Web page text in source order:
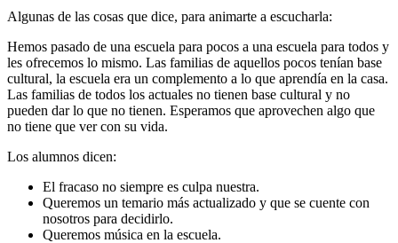
Algunas de las cosas que dice, para animarte a escucharla:
Hemos pasado de una escuela para pocos a una escuela para todos y
les ofrecemos lo mismo. Las familias de aquellos pocos tenían base
cultural, la escuela era un complemento a lo que aprendía en la casa.
Las familias de todos los actuales no tienen base cultural y no
pueden dar lo que no tienen. Esperamos que aprovechen algo que
no tiene que ver con su vida.
Los alumnos dicen:
El fracaso no siempre es culpa nuestra.
Queremos un temario más actualizado y que se cuente con
nosotros para decidirlo.
Queremos música en la escuela.